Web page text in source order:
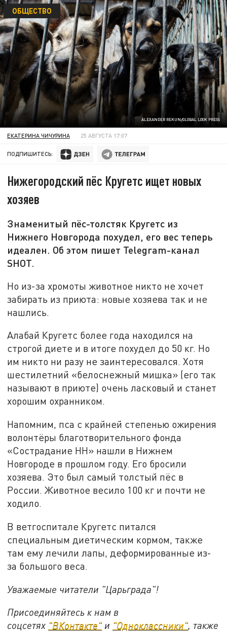
ALEXANDER REKUN/GLOBAL LOOK PRESS
ОБЩЕСТВО
ЕКАТЕРИНА ЧИЧУРИНА 25 АВГУСТА 17:07
ПОДПИШИТЕСЬ:
Нижегородский пёс Кругетс ищет новых
хозяев
Знаменитый пёс-толстяк Кругетс из
Нижнего Новгорода похудел, его вес теперь
идеален. Об этом пишет Telegram-канал
SHOT.
Но из-за хромоты животное никто не хочет
забирать из приюта: новые хозяева так и не
нашлись.
Алабай Кругетс более года находился на
строгой диете и в итоге похудел до 50 кг. Но
им никто ни разу не заинтересовался. Хотя
шестилетний «белоснежный мишка» (его так
называют в приюте) очень ласковый и станет
хорошим охранником.
Напомним, пса с крайней степенью ожирения
волонтёры благотворительного фонда
«Сострадание НН» нашли в Нижнем
Новгороде в прошлом году. Его бросили
хозяева. Это был самый толстый пёс в
России. Животное весило 100 кг и почти не
ходило.
В ветгоспитале Кругетс питался
специальным диетическим кормом, также
там ему лечили лапы, деформированные из-
за большого веса.
Уважаемые читатели "Царьграда"!
Присоединяйтесь к нам в
соцсетях "ВКонтакте" и "Одноклассники", также